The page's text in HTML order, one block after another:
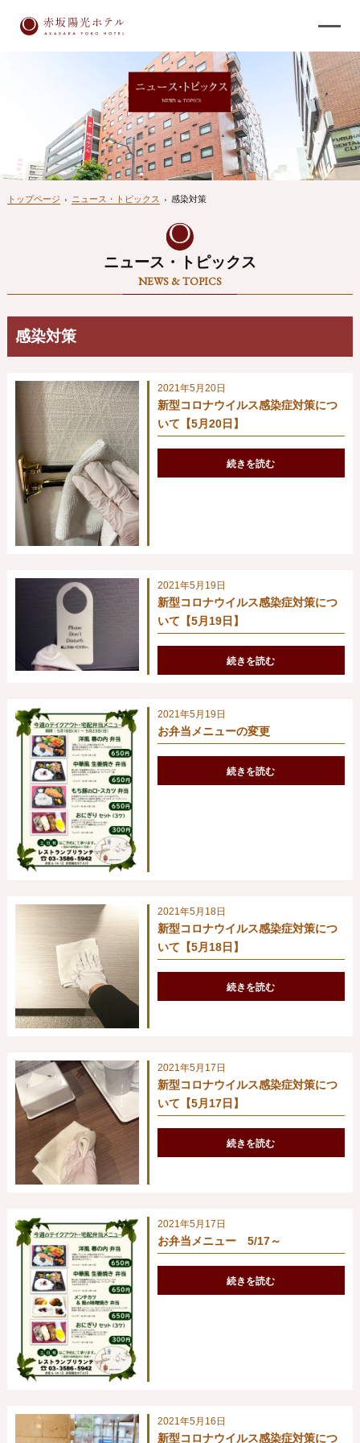
トップページ › ニュース・トピックス › 感染対策
ニュース・トピックス
NEWS & TOPICS
感染対策
2021年5月20日
新型コロナウイルス感染症対策につ
いて【5月20日】
続きを読む
2021年5月19日
新型コロナウイルス感染症対策につ
いて【5月19日】
続きを読む
2021年5月19日
お弁当メニューの変更
続きを読む
2021年5月18日
新型コロナウイルス感染症対策につ
いて【5月18日】
続きを読む
2021年5月17日
新型コロナウイルス感染症対策につ
いて【5月17日】
続きを読む
2021年5月17日
お弁当メニュー 5/17～
続きを読む
2021年5月16日
新型コロナウイルス感染症対策につ